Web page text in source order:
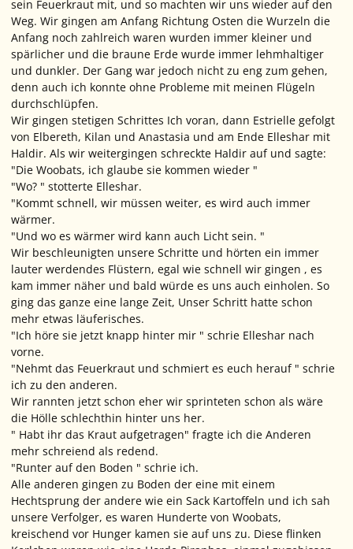
sein Feuerkraut mit, und so machten wir uns wieder auf den
Weg. Wir gingen am Anfang Richtung Osten die Wurzeln die
Anfang noch zahlreich waren wurden immer kleiner und
spärlicher und die braune Erde wurde immer lehmhaltiger
und dunkler. Der Gang war jedoch nicht zu eng zum gehen,
denn auch ich konnte ohne Probleme mit meinen Flügeln
durchschlüpfen.
Wir gingen stetigen Schrittes Ich voran, dann Estrielle gefolgt
von Elbereth, Kilan und Anastasia und am Ende Elleshar mit
Haldir. Als wir weitergingen schreckte Haldir auf und sagte:
"Die Woobats, ich glaube sie kommen wieder "
"Wo? " stotterte Elleshar.
"Kommt schnell, wir müssen weiter, es wird auch immer
wärmer.
"Und wo es wärmer wird kann auch Licht sein. "
Wir beschleunigten unsere Schritte und hörten ein immer
lauter werdendes Flüstern, egal wie schnell wir gingen , es
kam immer näher und bald würde es uns auch einholen. So
ging das ganze eine lange Zeit, Unser Schritt hatte schon
mehr etwas läuferisches.
"Ich höre sie jetzt knapp hinter mir " schrie Elleshar nach
vorne.
"Nehmt das Feuerkraut und schmiert es euch herauf " schrie
ich zu den anderen.
Wir rannten jetzt schon eher wir sprinteten schon als wäre
die Hölle schlechthin hinter uns her.
" Habt ihr das Kraut aufgetragen" fragte ich die Anderen
mehr schreiend als redend.
"Runter auf den Boden " schrie ich.
Alle anderen gingen zu Boden der eine mit einem
Hechtsprung der andere wie ein Sack Kartoffeln und ich sah
unsere Verfolger, es waren Hunderte von Woobats,
kreischend vor Hunger kamen sie auf uns zu. Diese flinken